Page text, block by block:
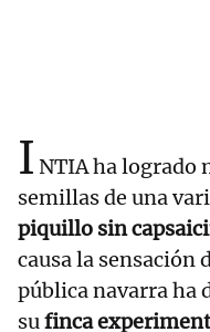
I NTIA ha logrado
semillas de una
piquillo sin
causa la sensación
pública navarra ha
sufinca